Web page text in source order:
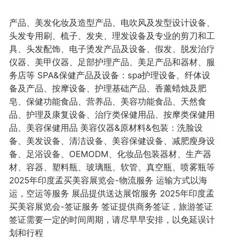
产品、美发化妆及造型产品、电吹风及发型设计设备、
头发专用刷、梳子、发夹、理发设备及专业的剪刀和工
具、头发配饰、电子烫发产品及设备、假发、脱发治疗
仪器、美甲仪器、足部护理产品、美足产品和器材、服
务店等 SPA&保健产品及设备：spa护理设备、纤体设
备及产品、按摩设备、护理基础产品、香薰蜡烛及肥
皂、保健功能食品、营养品、美容功能食品、天然食
品、护理及康复设备、治疗类保健用品、按摩类保健用
品、美容保健用品 美容仪器&原材料&包装：洗脸设
备、美发设备、清洁设备、美容保健设备、减肥瘦身设
备、足浴设备、OEMODM、化妆品包装器材、生产器
材、容器、塑料瓶、玻璃瓶、软管、真空瓶、喷雾瓶等
2025年印度孟买美容展览会-物流服务 运输方式以海
运，空运等服务 展品提供送达展馆服务 2025年印度孟
买美容展览会-签证服务 签证提供商务签证，旅游签证
签证需要一定的时间周期，请尽早早安排，以免延误计
划和行程